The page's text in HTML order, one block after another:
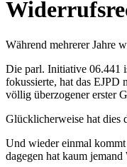
Während mehrerer Jahre
Die parl. Initiative 06.441
fokussierte, hat das EJPD
völlig überzogener erster
Glücklicherweise hat dies
Und wieder einmal
dagegen hat kaum jemand